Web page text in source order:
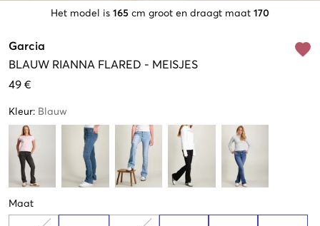
Het model is 165 cm groot en draagt maat 170
Garcia
BLAUW RIANNA FLARED - MEISJES
49 €
Kleur: Blauw
Maat